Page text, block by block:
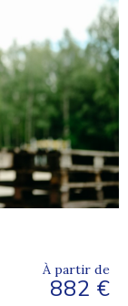
À partir de
882 €